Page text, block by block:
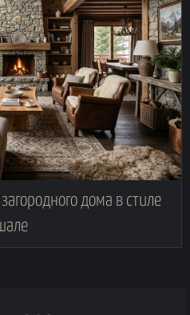
дома в стиле